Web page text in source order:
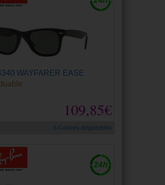
WAYFARER EASE
109,85€
6 Colores disponibles